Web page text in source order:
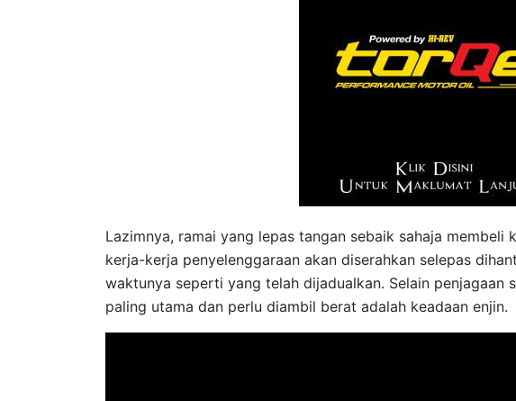
Lazimnya, ramai yang lepas tangan sebaik sahaja membeli
kerja-kerja penyelenggaraan akan diserahkan selepas
waktunya seperti yang telah dijadualkan. Selain penjagaan
paling utama dan perlu diambil berat adalah keadaan enjin.